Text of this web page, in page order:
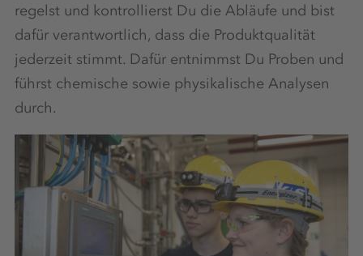
regelst und kontrollierst Du die Abläufe und bist
dafür verantwortlich, dass die Produktqualität
jederzeit stimmt. Dafür entnimmst Du Proben und
führst chemische sowie physikalische Analysen
durch.